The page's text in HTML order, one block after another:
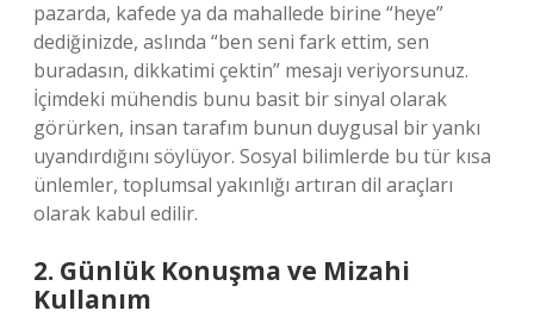
pazarda, kafede ya da mahallede birine “heye”
dediğinizde, aslında “ben seni fark ettim, sen
buradasın, dikkatimi çektin” mesajı veriyorsunuz.
İçimdeki mühendis bunu basit bir sinyal olarak
görürken, insan tarafım bunun duygusal bir yankı
uyandırdığını söylüyor. Sosyal bilimlerde bu tür kısa
ünlemler, toplumsal yakınlığı artıran dil araçları
olarak kabul edilir.
2. Günlük Konuşma ve Mizahi
Kullanım